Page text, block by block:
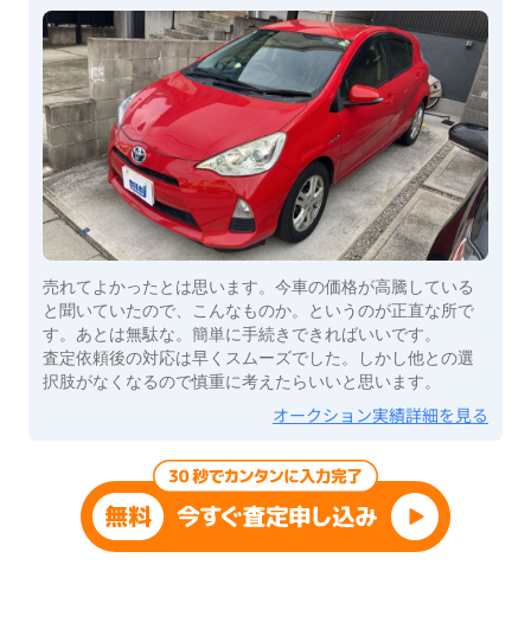
売れてよかったとは思います。今車の価格が高騰している
と聞いていたので、こんなものか。というのが正直な所で
す。あとは無駄な。簡単に手続きできればいいです。
査定依頼後の対応は早くスムーズでした。しかし他との選
択肢がなくなるので慎重に考えたらいいと思います。
オークション実績詳細を見る